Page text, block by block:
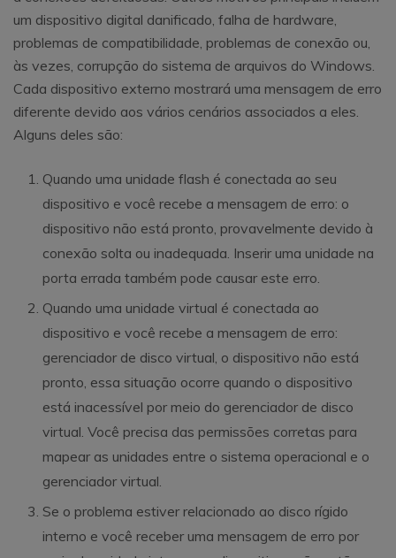
um dispositivo digital danificado, falha de hardware,
problemas de compatibilidade, problemas de conexão ou,
às vezes, corrupção do sistema de arquivos do Windows.
Cada dispositivo externo mostrará uma mensagem de erro
diferente devido aos vários cenários associados a eles.
Alguns deles são:
Quando uma unidade flash é conectada ao seu
dispositivo e você recebe a mensagem de erro: o
dispositivo não está pronto, provavelmente devido à
conexão solta ou inadequada. Inserir uma unidade na
porta errada também pode causar este erro.
Quando uma unidade virtual é conectada ao
dispositivo e você recebe a mensagem de erro:
gerenciador de disco virtual, o dispositivo não está
pronto, essa situação ocorre quando o dispositivo
está inacessível por meio do gerenciador de disco
virtual. Você precisa das permissões corretas para
mapear as unidades entre o sistema operacional e o
gerenciador virtual.
Se o problema estiver relacionado ao disco rígido
interno e você receber uma mensagem de erro por